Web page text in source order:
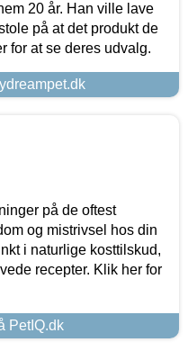
20 år. Han ville lave
på at det produkt de
for at se deres udvalg.
på de oftest
og mistrivsel hos din
i naturlige kosttilskud,
recepter. Klik her for
PetIQ.dk